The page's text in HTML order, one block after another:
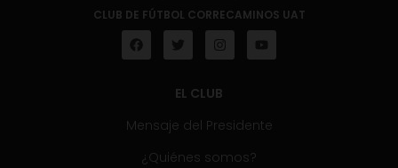
CLUB DE FÚTBOL CORRECAMINOS UAT
EL CLUB
Mensaje del Presidente
¿Quiénes somos?